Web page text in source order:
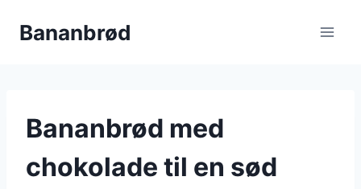
Bananbrød
Bananbrød med
chokolade til en sød